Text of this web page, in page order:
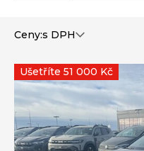
Ceny:s DPH
Ušetříte 51 000 Kč